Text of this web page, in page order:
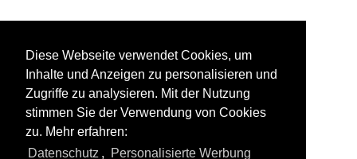
Diese Webseite verwendet Cookies, um
Inhalte und Anzeigen zu personalisieren und
Zugriffe zu analysieren. Mit der Nutzung
stimmen Sie der Verwendung von Cookies
zu. Mehr erfahren:
Datenschutz , Personalisierte Werbung